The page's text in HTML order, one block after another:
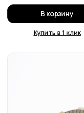
В корзину
Купить в 1 клик